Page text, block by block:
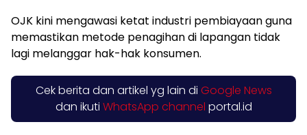
OJK kini mengawasi ketat industri pembiayaan guna
memastikan metode penagihan di lapangan tidak
lagi melanggar hak-hak konsumen.
Cek berita dan artikel yg lain di Google News
dan ikuti WhatsApp channel portal.id